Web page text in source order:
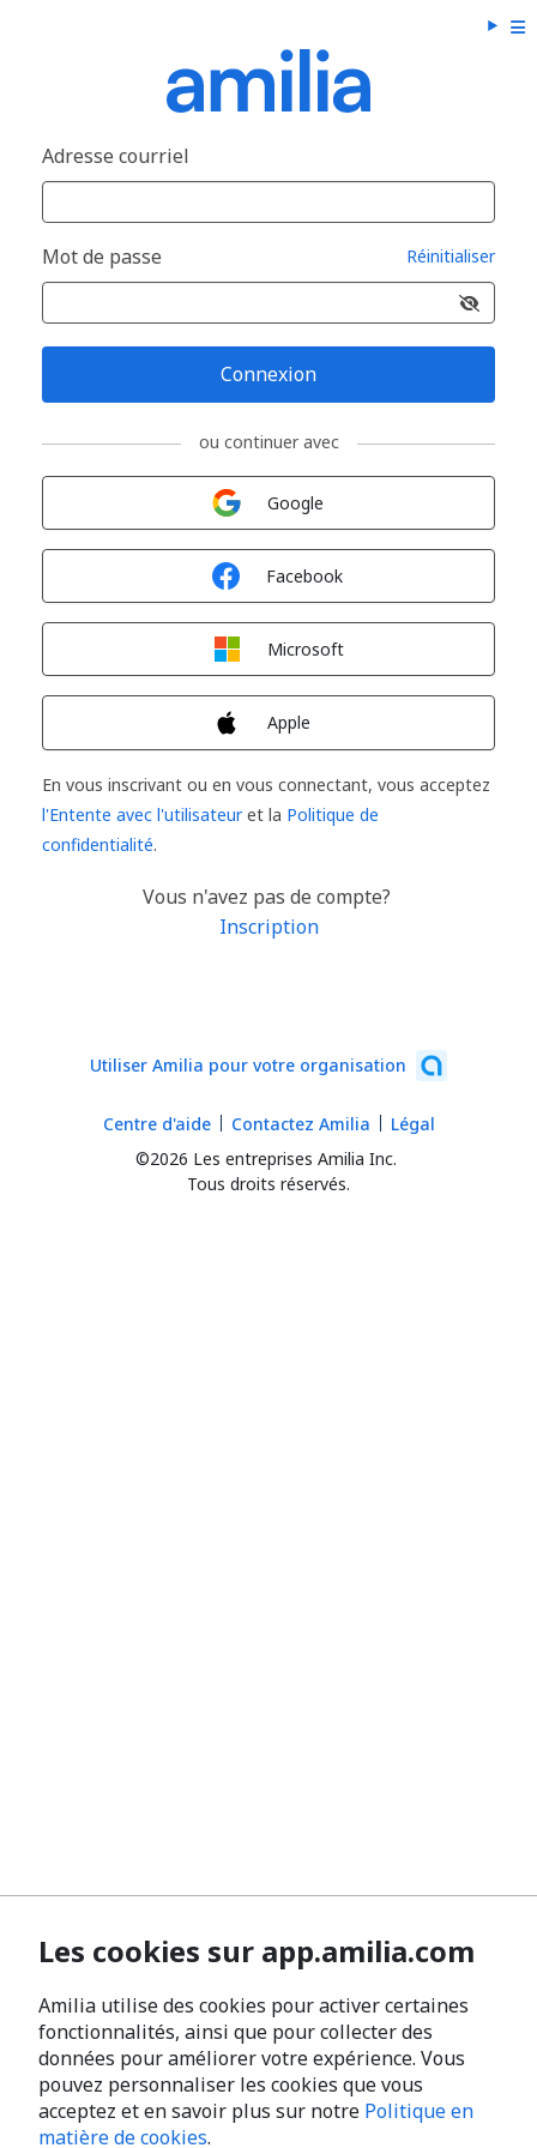
Adresse courriel
Mot de passe Réinitialiser
Connexion
ou continuer avec
Google
Facebook
Microsoft
Apple
En vous inscrivant ou en vous connectant, vous acceptez
l'Entente avec l'utilisateuret la Politique de
confidentialité.
Vous n'avez pas de compte?
Inscription
Utiliser Amilia pour votre organisation
©2026 Les entreprises Amilia Inc.
Tous droits réservés.
Centre d'aide Contactez Amilia Légal
Les cookies sur app.amilia.com
Amilia utilise des cookies pour activer certaines
fonctionnalités, ainsi que pour collecter des
données pour améliorer votre expérience. Vous
pouvez personnaliser les cookies que vous
acceptez et en savoir plus sur notre Politique en
matière de cookies.